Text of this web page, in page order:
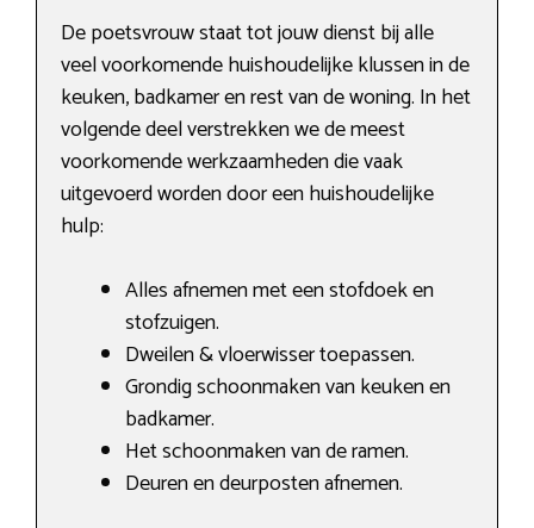
De poetsvrouw staat tot jouw dienst bij alle
veel voorkomende huishoudelijke klussen in de
keuken, badkamer en rest van de woning. In het
volgende deel verstrekken we de meest
voorkomende werkzaamheden die vaak
uitgevoerd worden door een huishoudelijke
hulp:
Alles afnemen met een stofdoek en
stofzuigen.
Dweilen & vloerwisser toepassen.
Grondig schoonmaken van keuken en
badkamer.
Het schoonmaken van de ramen.
Deuren en deurposten afnemen.